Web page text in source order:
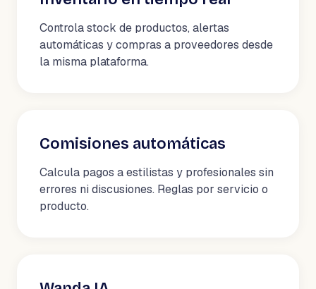
Controla stock de productos, alertas
automáticas y compras a proveedores desde
la misma plataforma.
Comisiones automáticas
Calcula pagos a estilistas y profesionales sin
errores ni discusiones. Reglas por servicio o
producto.